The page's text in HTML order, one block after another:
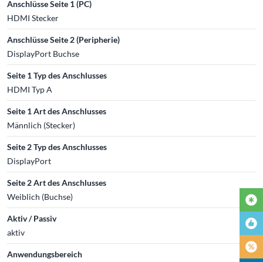
Anschlüsse Seite 1 (PC)
HDMI Stecker
Anschlüsse Seite 2 (Peripherie)
DisplayPort Buchse
Seite 1 Typ des Anschlusses
HDMI Typ A
Seite 1 Art des Anschlusses
Männlich (Stecker)
Seite 2 Typ des Anschlusses
DisplayPort
Seite 2 Art des Anschlusses
Weiblich (Buchse)
Aktiv / Passiv
aktiv
Anwendungsbereich